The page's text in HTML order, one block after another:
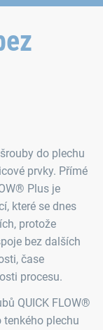
do plechu
prvky. Přímé
Plus je
které se dnes
protože
bez dalších
čase
procesu.
QUICK FLOW®
plechu